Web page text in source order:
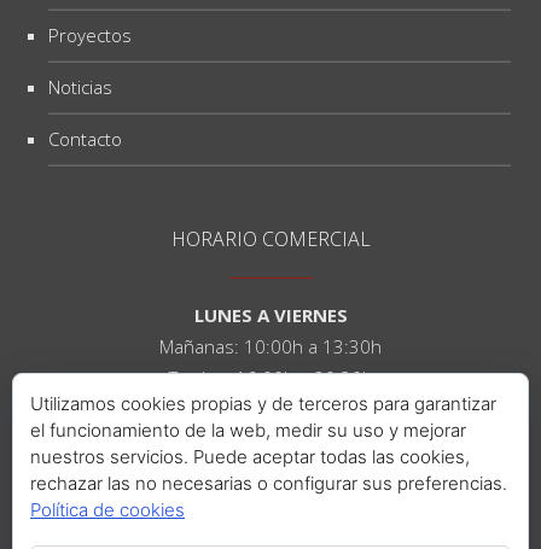
Proyectos
Noticias
Contacto
HORARIO COMERCIAL
LUNES A VIERNES
Mañanas: 10:00h a 13:30h
Tardes: 16:00h a 20:30h
SÁBADOS
Mañanas: 10:00h a 14:00h
Tardes: 16:00h a 21:00h
Utilizamos cookies propias y de terceros para garantizar
el funcionamiento de la web, medir su uso y mejorar
nuestros servicios. Puede aceptar todas las cookies,
rechazar las no necesarias o configurar sus preferencias.
Política de cookies